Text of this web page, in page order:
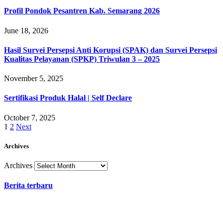
Profil Pondok Pesantren Kab. Semarang 2026
June 18, 2026
Hasil Survei Persepsi Anti Korupsi (SPAK) dan Survei Persepsi
Kualitas Pelayanan (SPKP) Triwulan 3 – 2025
November 5, 2025
Sertifikasi Produk Halal | Self Declare
October 7, 2025
1 2 Next
Archives
Archives
Berita terbaru